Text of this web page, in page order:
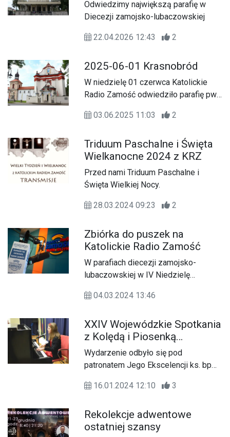
Odwiedzimy największą parafię w
Diecezji zamojsko-lubaczowskiej
22.04.2026 12:43 2
2025-06-01 Krasnobród
W niedzielę 01 czerwca Katolickie
Radio Zamość odwiedziło parafię pw.
03.06.2025 11:03
2
Triduum Paschalne i Święta
Wielkanocne 2024 z KRZ
Przed nami Triduum Paschalne i
Święta Wielkiej Nocy.
28.03.2024 09:23 2
Zbiórka do puszek na
Katolickie Radio Zamość
W parafiach diecezji zamojsko-
lubaczowskiej w IV Niedzielę
będą ofiary do puszek na rzecz
04.03.2024 13:46
XXIV Wojewódzkie Spotkania
z Kolędą i Piosenką
Świąteczną Zamość 2024
Wydarzenie odbyło się pod
patronatem Jego Ekscelencji ks. bp
16.01.2024 12:10
3
Rekolekcje adwentowe
ostatniej szansy